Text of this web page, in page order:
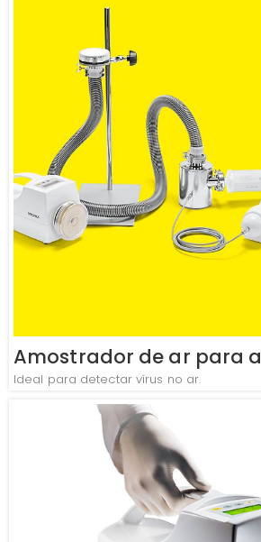
Amostrador de ar para
Ideal para detectar vírus no ar.